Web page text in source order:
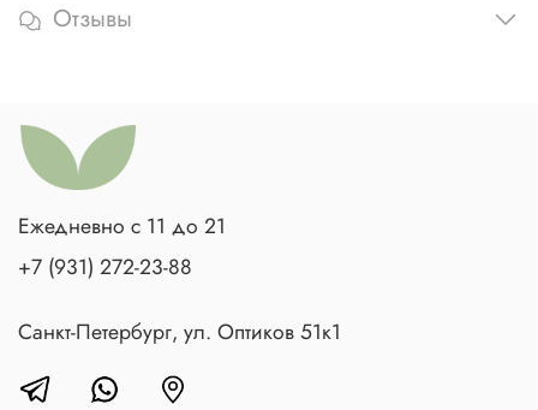
Отзывы
Ежедневно с 11 до 21
+7 (931) 272-23-88
Санкт-Петербург, ул. Оптиков 51к1